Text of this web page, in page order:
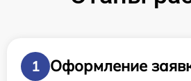
1
Оформление